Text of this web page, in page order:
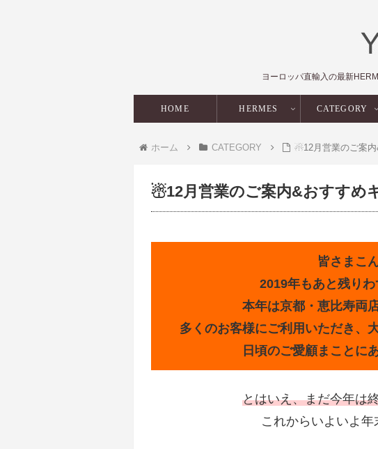
ヨーロッパ直輸入の最新
HOME HERMES CATEGORY
ホーム CATEGORY ☃12月営業のご案内
☃12月営業のご案内&おすすめ
皆さまこ
2019年もあと残りわ
本年は京都・恵比寿両
多くのお客様にご利用いただき、
日頃のご愛顧まことに
とはいえ、まだ今年は
これからいよいよ年